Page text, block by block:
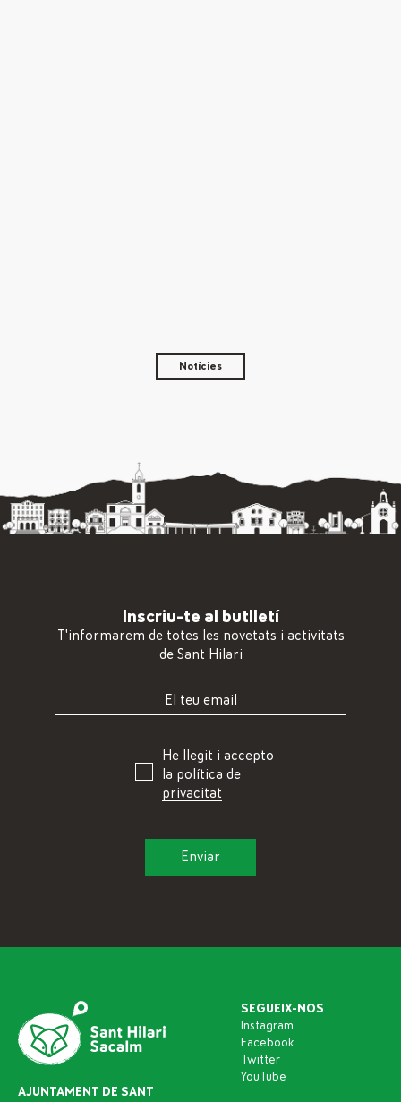
Notícies
Inscriu-te al butlletí
T'informarem de totes les novetats i activitats
de Sant Hilari
He llegit i accepto
la política de
privacitat
AJUNTAMENT DE SANT
SEGUEIX-NOS
Instagram
Facebook
Twitter
YouTube